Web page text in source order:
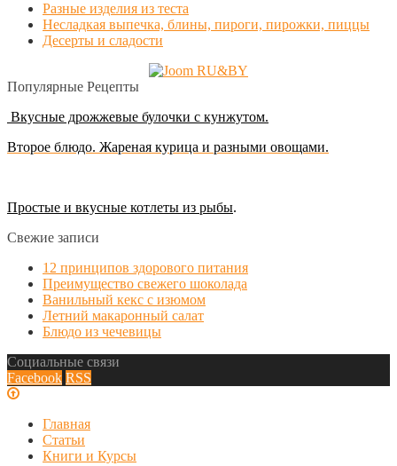
Разные изделия из теста
Несладкая выпечка, блины, пироги, пирожки, пиццы
Десерты и сладости
Популярные Рецепты
Вкусные дрожжевые булочки с кунжутом.
Второе блюдо. Жареная курица и разными овощами.
Простые и вкусные котлеты из рыбы.
Свежие записи
12 принципов здорового питания
Преимущество свежего шоколада
Ванильный кекс с изюмом
Летний макаронный салат
Блюдо из чечевицы
Социальные связи
Facebook RSS
Главная
Статьи
Книги и Курсы